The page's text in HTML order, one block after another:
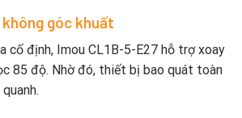
góc khuất
cố định, Imou CL1B-5-E27 hỗ trợ xoay
85 độ. Nhờ đó, thiết bị bao quát toàn